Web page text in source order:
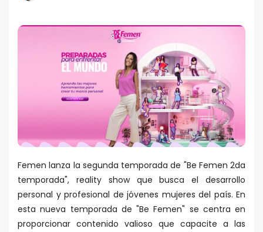
Femen lanza la segunda temporada de "Be Femen 2da
temporada", reality show que busca el desarrollo
personal y profesional de jóvenes mujeres del país. En
esta nueva temporada de "Be Femen" se centra en
proporcionar contenido valioso que capacite a las